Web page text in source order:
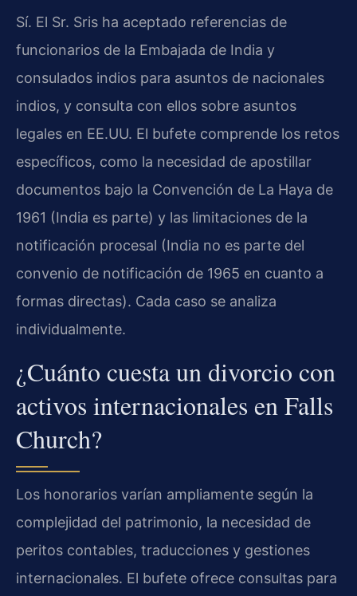
Sí. El Sr. Sris ha aceptado referencias de
funcionarios de la Embajada de India y
consulados indios para asuntos de nacionales
indios, y consulta con ellos sobre asuntos
legales en EE.UU. El bufete comprende los retos
específicos, como la necesidad de apostillar
documentos bajo la Convención de La Haya de
1961 (India es parte) y las limitaciones de la
notificación procesal (India no es parte del
convenio de notificación de 1965 en cuanto a
formas directas). Cada caso se analiza
individualmente.
¿Cuánto cuesta un divorcio con
activos internacionales en Falls
Church?
Los honorarios varían ampliamente según la
complejidad del patrimonio, la necesidad de
peritos contables, traducciones y gestiones
internacionales. El bufete ofrece consultas para